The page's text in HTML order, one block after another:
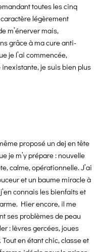
toutes les cinq
légèrement
m’énerver mais,
grâce à ma cure anti-
je l’ai commencée,
je suis bien plus
proposé un dej en tête
je m’y prépare : nouvelle
calme, opérationnelle. J’ai
et un baume miracle à
connais les bienfaits et
Hier encore, il me
ses problèmes de peau
: lèvres gercées, joues
en étant chic, classe et